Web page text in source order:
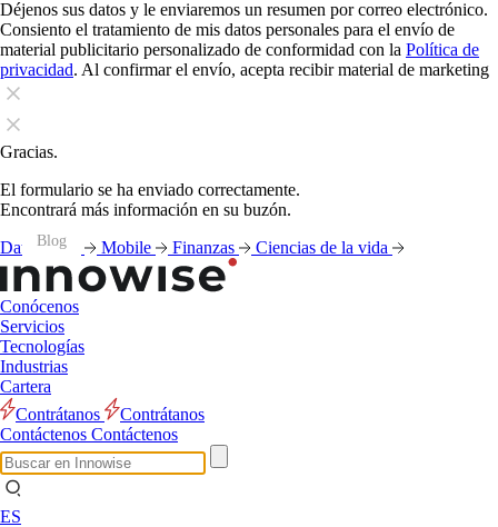
Déjenos sus datos y le enviaremos un resumen por correo electrónico.
Consiento el tratamiento de mis datos personales para el envío de
material publicitario personalizado de conformidad con la Política de
privacidad. Al confirmar el envío, acepta recibir material de marketing
Gracias.
El formulario se ha enviado correctamente.
Encontrará más información en su buzón.
Datos
IA Mobile Finanzas Ciencias de la vida
Conócenos
Servicios
Tecnologías
Industrias
Cartera
Contrátanos
Contrátanos
Contáctenos Contáctenos
ES
Blog
Blog
Blog
Blog
Blog
Blog
Blog
Blog
Blog
Blog
Blog
Blog